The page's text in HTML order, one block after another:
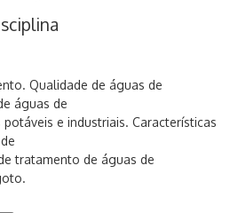
Qualidade de águas de
águas de
e industriais. Características
tratamento de águas de